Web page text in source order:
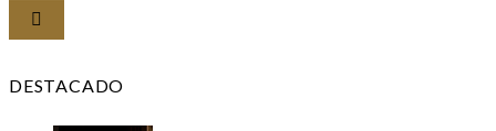
DESTACADO